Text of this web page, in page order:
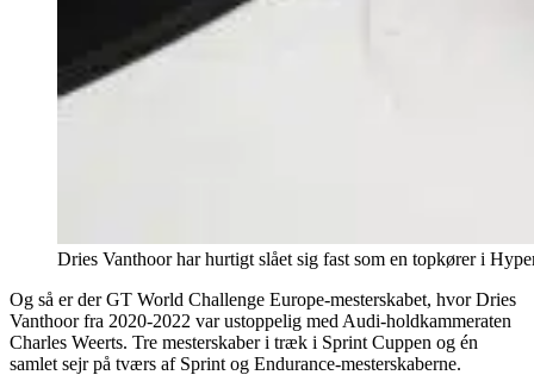
Dries Vanthoor har hurtigt slået sig fast som en topkører i
Og så er der GT World Challenge Europe-mesterskabet, hvor Dries
Vanthoor fra 2020-2022 var ustoppelig med Audi-holdkammeraten
Charles Weerts. Tre mesterskaber i træk i Sprint Cuppen og én
samlet sejr på tværs af Sprint og Endurance-mesterskaberne.